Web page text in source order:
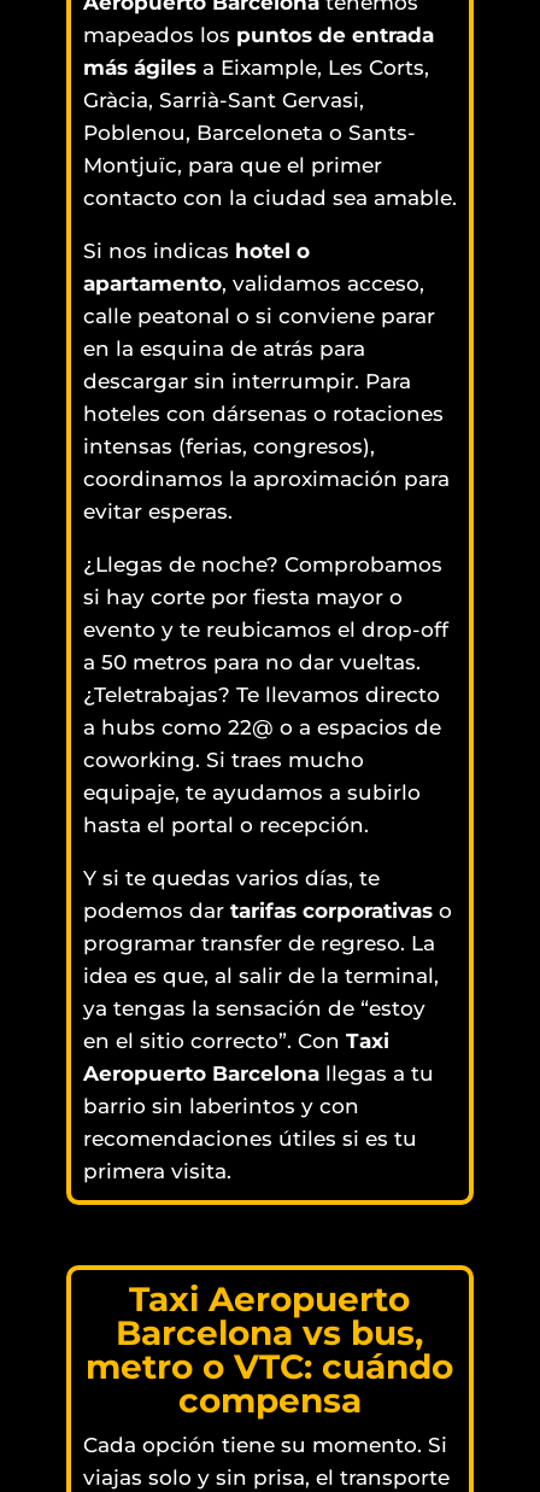
mapeados los puntos de entrada
más ágilesa Eixample, Les Corts,
Gràcia, Sarrià-Sant Gervasi,
Poblenou, Barceloneta o Sants-
Montjuïc, para que el primer
contacto con la ciudad sea amable.
Si nos indicas hotel o
apartamento, validamos acceso,
calle peatonal o si conviene parar
en la esquina de atrás para
descargar sin interrumpir. Para
hoteles con dársenas o rotaciones
intensas (ferias, congresos),
coordinamos la aproximación para
evitar esperas.
¿Llegas de noche? Comprobamos
si hay corte por fiesta mayor o
evento y te reubicamos el drop-off
a 50 metros para no dar vueltas.
¿Teletrabajas? Te llevamos directo
a hubs como 22@ o a espacios de
coworking. Si traes mucho
equipaje, te ayudamos a subirlo
hasta el portal o recepción.
Y si te quedas varios días, te
podemos dar tarifas corporativaso
programar transfer de regreso. La
idea es que, al salir de la terminal,
ya tengas la sensación de “estoy
en el sitio correcto”. Con Taxi
Aeropuerto Barcelonallegas a tu
barrio sin laberintos y con
recomendaciones útiles si es tu
primera visita.
Taxi Aeropuerto
Barcelona vs bus,
metro o VTC: cuándo
compensa
Cada opción tiene su momento. Si
viajas solo y sin prisa, el transporte